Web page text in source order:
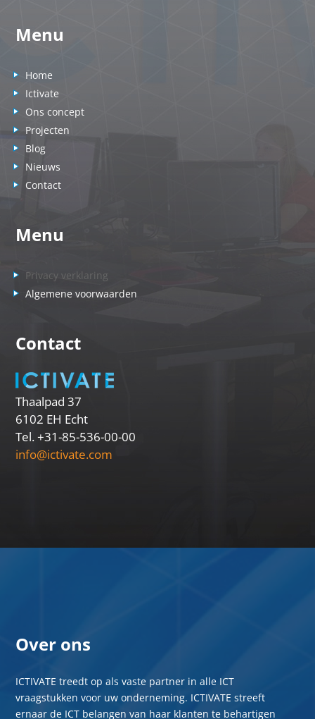
Menu
Home
Ictivate
Ons concept
Projecten
Blog
Nieuws
Contact
Menu
Privacy verklaring
Algemene voorwaarden
Contact
Thaalpad 37
6102 EH Echt
Tel. +31-85-536-00-00
info@ictivate.com
Over ons
ICTIVATE treedt op als vaste partner in alle ICT
vraagstukken voor uw onderneming. ICTIVATE streeft
ernaar de ICT belangen van haar klanten te behartigen